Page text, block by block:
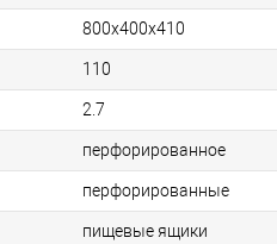
800х400х410
110
2.7
перфорированное
перфорированные
пищевые ящики